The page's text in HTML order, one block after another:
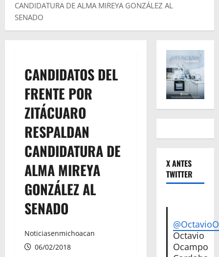
CANDIDATURA DE ALMA MIREYA GONZÁLEZ AL
SENADO
CANDIDATOS DEL
FRENTE POR
ZITÁCUARO
RESPALDAN
CANDIDATURA DE
ALMA MIREYA
GONZÁLEZ AL
SENADO
Noticiasenmichoacan
06/02/2018
X ANTES
TWITTER
Octavio
Ocampo